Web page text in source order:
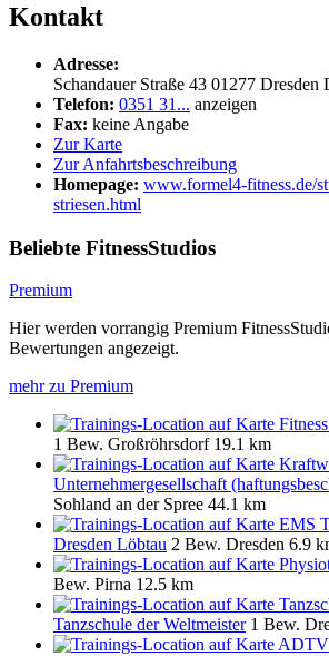
Kontakt
Adresse:
Schandauer Straße 43 01277 Dresden
Telefon: 0351 31... anzeigen
Fax: keine Angabe
Zur Karte
Zur Anfahrtsbeschreibung
Homepage: www.formel4-fitness.de/
striesen.html
Beliebte FitnessStudios
Premium
Hier werden vorrangig Premium
Bewertungen angezeigt.
mehr zu Premium
1 Bew. Großröhrsdorf 19.1 km
Unternehmergesellschaft
Sohland an der Spree 44.1 km
EMS
Dresden Löbtau 2 Bew. Dresden 6.9
Bew. Pirna 12.5 km
Tanzschule der Weltmeister 1 Bew.
ADTV